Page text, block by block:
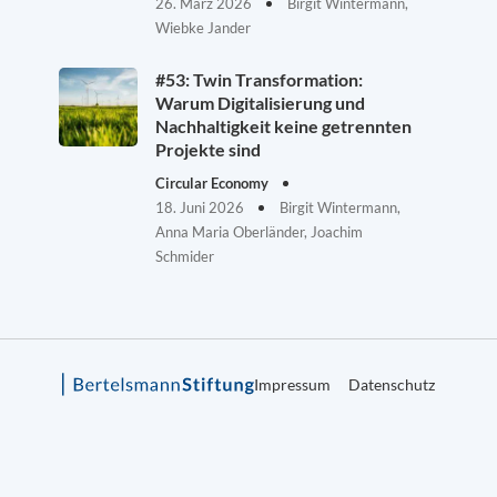
Wiebke Jander
#53: Twin Transformation:
Warum Digitalisierung und
Nachhaltigkeit keine getrennten
Projekte sind
Circular Economy
18. Juni 2026
Birgit Wintermann,
Anna Maria Oberländer, Joachim
Schmider
Impressum Datenschutz